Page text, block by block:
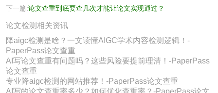
下一篇:论文查重到底要查几次才能让论文实现通过？
论文检测相关资讯
降aigc检测是啥？一文读懂AIGC学术内容检测逻辑！-
PaperPass论文查重
AI写论文查重有问题吗？这些风险要提前理清！-PaperPass
论文查重
专业降aigc检测的网站推荐！-PaperPass论文查重